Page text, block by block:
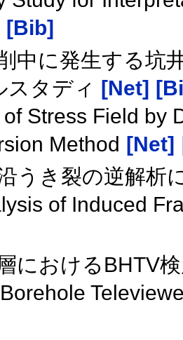
[Bib]
中に発生する坑
スタディ [Net]
Stress Field by
Method [Net]
うき裂の逆解析
of Induced
におけるBHTV